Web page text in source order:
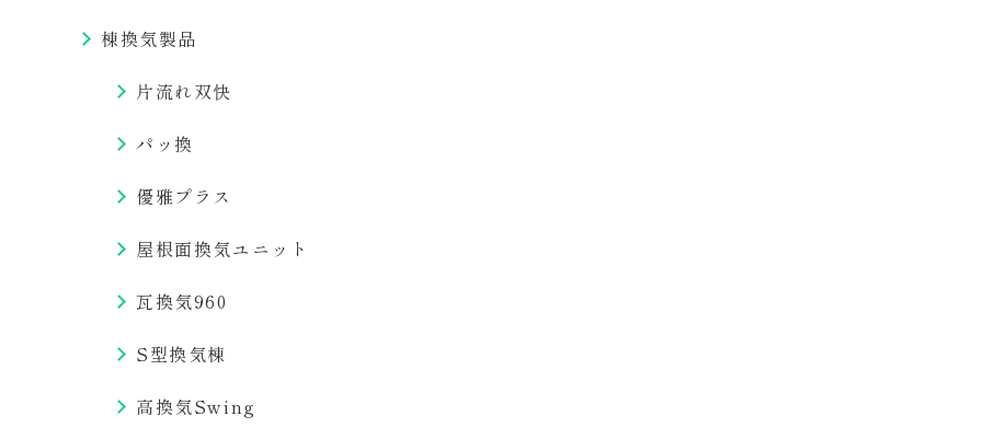
棟換気製品
片流れ双快
パッ換
優雅プラス
屋根面換気ユニット
瓦換気960
S型換気棟
高換気Swing